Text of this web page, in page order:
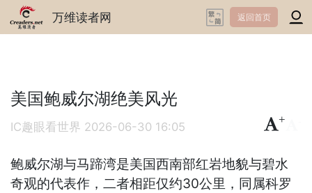
万维读者网 返回首页
美国鲍威尔湖绝美风光
IC趣眼看世界 2026-06-30 16:05
+
‌鲍威尔湖与马蹄湾是美国西南部红岩地貌与碧水
奇观的代表作‌，二者相距仅约30公里，同属科罗